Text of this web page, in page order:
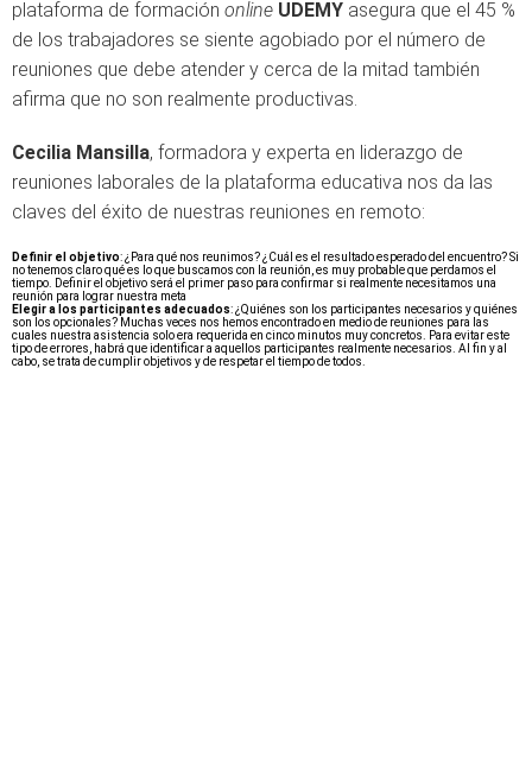
plataforma de formación online UDEMY asegura que el 45 %
de los trabajadores se siente agobiado por el número de
reuniones que debe atender y cerca de la mitad también
afirma que no son realmente productivas.
Cecilia Mansilla, formadora y experta en liderazgo de
reuniones laborales de la plataforma educativa nos da las
claves del éxito de nuestras reuniones en remoto:
Definir el objetivo: ¿Para qué nos reunimos? ¿Cuál es el resultado esperado del encuentro? Si
no tenemos claro qué es lo que buscamos con la reunión, es muy probable que perdamos el
tiempo. Definir el objetivo será el primer paso para confirmar si realmente necesitamos una
reunión para lograr nuestra meta
Elegir a los participantes adecuados: ¿Quiénes son los participantes necesarios y quiénes
son los opcionales? Muchas veces nos hemos encontrado en medio de reuniones para las
cuales nuestra asistencia solo era requerida en cinco minutos muy concretos. Para evitar este
tipo de errores, habrá que identificar a aquellos participantes realmente necesarios. Al fin y al
cabo, se trata de cumplir objetivos y de respetar el tiempo de todos.